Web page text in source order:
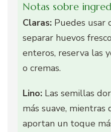
Notas sobre
Claras: Puedes usar
separar huevos
enteros, reserva las
o cremas.
Lino: Las semillas
más suave, mientras
aportan un toque